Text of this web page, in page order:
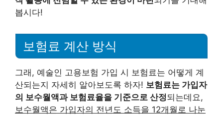
봅시다!
보험료 계산 방식
그래, 예술인 고용보험 가입 시 보험료는 어떻게 계
산되는지 자세히 알아보도록 하자! 보험료는 가입자
의 보수월액과 보험료율을 기준으로 산정되는데요,
보수월액은 가입자의 전년도 소득을 12개월로 나눈